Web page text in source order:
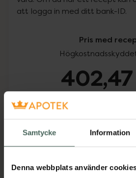
Samtycke Information
Denna webbplats använder
att logga in med ditt bank-ID.
Pris med
Köp via ditt